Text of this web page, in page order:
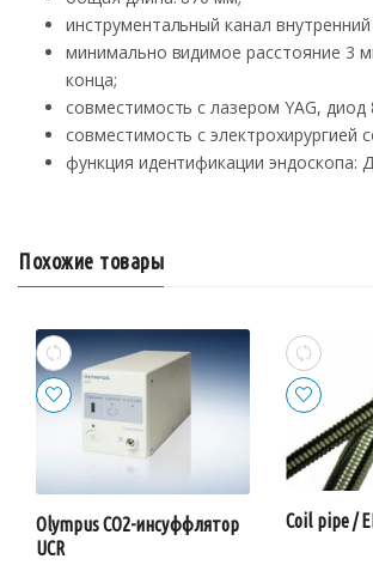
инструментальный канал
минимально видимое расстояние 3
конца;
совместимость с лазером YAG, диод
совместимость с электрохирургией
функция идентификации эндоскопа:
Похожие товары
Olympus CO2-инсуффлятор
UCR
Coil pipe /